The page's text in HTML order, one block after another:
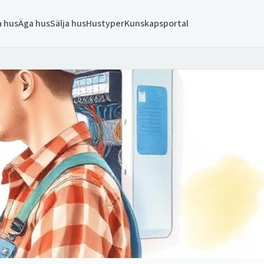
husÄga husSälja husHustyperKunskapsportal